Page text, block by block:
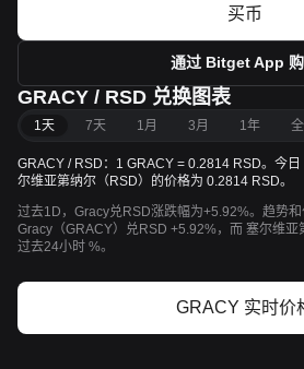
买币
通过 Bitget App
GRACY / RSD 兑换图表
1天 7天 1月 3月 1年
GRACY / RSD：1 GRACY = 0.2814 RSD。今
尔维亚第纳尔（RSD）的价格为 0.2814 RSD。
过去1D，Gracy兑RSD涨跌幅为+5.92%。趋势和
Gracy（GRACY）兑RSD +5.92%，而 塞尔维
过去24小时 %。
GRACY 实时价